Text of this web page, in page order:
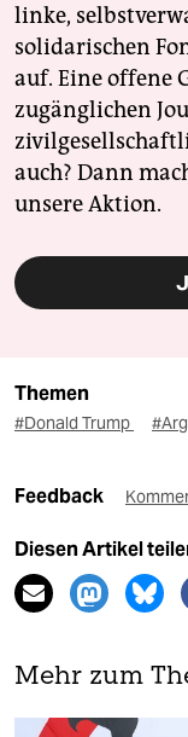
linke,
solidarischen
auf. Eine offene
zugänglichen
auch? Dann
unsere Aktion.
Themen
#Donald Trump
Feedback
Diesen Artikel
Mehr zum